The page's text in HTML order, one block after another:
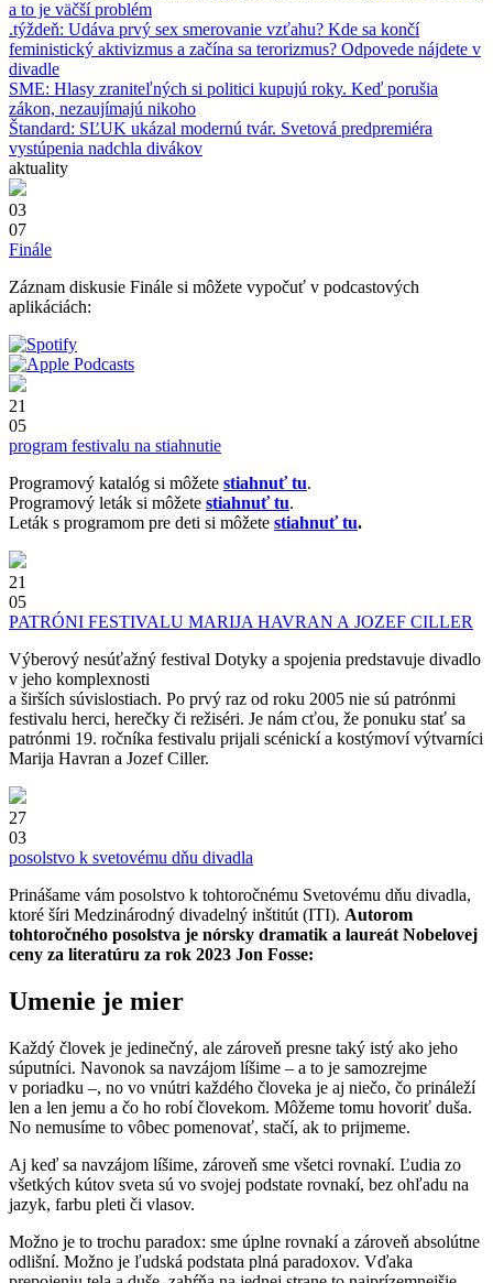
a to je väčší problém
.týždeň: Udáva prvý sex smerovanie vzťahu? Kde sa končí
feministický aktivizmus a začína sa terorizmus? Odpovede nájdete v
divadle
SME: Hlasy zraniteľných si politici kupujú roky. Keď porušia
zákon, nezaujímajú nikoho
Štandard: SĽUK ukázal modernú tvár. Svetová predpremiéra
vystúpenia nadchla divákov
aktuality
03
07
Finále
Záznam diskusie Finále si môžete vypočuť v podcastových
aplikáciách:
21
05
program festivalu na stiahnutie
Programový katalóg si môžete stiahnuť tu.
Programový leták si môžete stiahnuť tu.
Leták s programom pre deti si môžete stiahnuť tu.
21
05
PATRÓNI FESTIVALU MARIJA HAVRAN A JOZEF CILLER
Výberový nesúťažný festival Dotyky a spojenia predstavuje divadlo
v jeho komplexnosti
a širších súvislostiach. Po prvý raz od roku 2005 nie sú patrónmi
festivalu herci, herečky či režiséri. Je nám cťou, že ponuku stať sa
patrónmi 19. ročníka festivalu prijali scénickí a kostýmoví výtvarníci
Marija Havran a Jozef Ciller.
27
03
posolstvo k svetovému dňu divadla
Prinášame vám posolstvo k tohtoročnému Svetovému dňu divadla,
ktoré šíri Medzinárodný divadelný inštitút (ITI). Autorom
tohtoročného posolstva je nórsky dramatik a laureát Nobelovej
ceny za literatúru za rok 2023 Jon Fosse:
Umenie je mier
Každý človek je jedinečný, ale zároveň presne taký istý ako jeho
súputníci. Navonok sa navzájom líšime – a to je samozrejme
v poriadku –, no vo vnútri každého človeka je aj niečo, čo prináleží
len a len jemu a čo ho robí človekom. Môžeme tomu hovoriť duša.
No nemusíme to vôbec pomenovať, stačí, ak to prijmeme.
Aj keď sa navzájom líšime, zároveň sme všetci rovnakí. Ľudia zo
všetkých kútov sveta sú vo svojej podstate rovnakí, bez ohľadu na
jazyk, farbu pleti či vlasov.
Možno je to trochu paradox: sme úplne rovnakí a zároveň absolútne
odlišní. Možno je ľudská podstata plná paradoxov. Vďaka